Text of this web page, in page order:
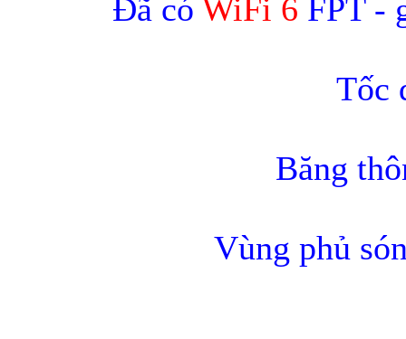
Đã có WiFi 6 FPT -
Tốc
Băng
Vùng phủ